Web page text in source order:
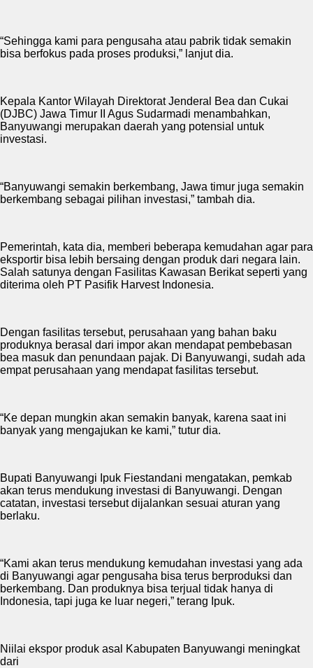
“Sehingga kami para pengusaha atau pabrik tidak semakin
bisa berfokus pada proses produksi,” lanjut dia.
Kepala Kantor Wilayah Direktorat Jenderal Bea dan Cukai
(DJBC) Jawa Timur II Agus Sudarmadi menambahkan,
Banyuwangi merupakan daerah yang potensial untuk
investasi.
“Banyuwangi semakin berkembang, Jawa timur juga semakin
berkembang sebagai pilihan investasi,” tambah dia.
Pemerintah, kata dia, memberi beberapa kemudahan agar para
eksportir bisa lebih bersaing dengan produk dari negara lain.
Salah satunya dengan Fasilitas Kawasan Berikat seperti yang
diterima oleh PT Pasifik Harvest Indonesia.
Dengan fasilitas tersebut, perusahaan yang bahan baku
produknya berasal dari impor akan mendapat pembebasan
bea masuk dan penundaan pajak. Di Banyuwangi, sudah ada
empat perusahaan yang mendapat fasilitas tersebut.
“Ke depan mungkin akan semakin banyak, karena saat ini
banyak yang mengajukan ke kami,” tutur dia.
Bupati Banyuwangi Ipuk Fiestandani mengatakan, pemkab
akan terus mendukung investasi di Banyuwangi. Dengan
catatan, investasi tersebut dijalankan sesuai aturan yang
berlaku.
“Kami akan terus mendukung kemudahan investasi yang ada
di Banyuwangi agar pengusaha bisa terus berproduksi dan
berkembang. Dan produknya bisa terjual tidak hanya di
Indonesia, tapi juga ke luar negeri,” terang Ipuk.
Niilai ekspor produk asal Kabupaten Banyuwangi meningkat
dari